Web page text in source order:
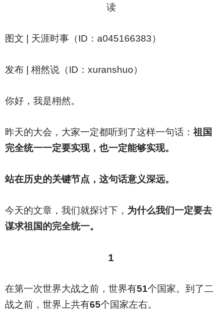
读
图文 | 天涯时事（ID：a045166383）
发布 | 栩然说（ID：xuranshuo）
你好，我是栩然。
昨天的大会，大家一定都听到了这样一句话：祖国
完全统一一定要实现，也一定能够实现。
站在历史的关键节点，这句话意义深远。
今天的文章，我们就探讨下， 为什么我们一定要去
谋求祖国的完全统一。
1
在第一次世界大战之前，世界有51个国家。到了二
战之前，世界上共有65个国家左右。